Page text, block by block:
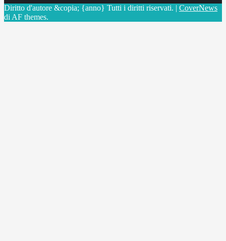
Diritto d'autore &copia; {anno} Tutti i diritti riservati. | CoverNews
di AF themes.